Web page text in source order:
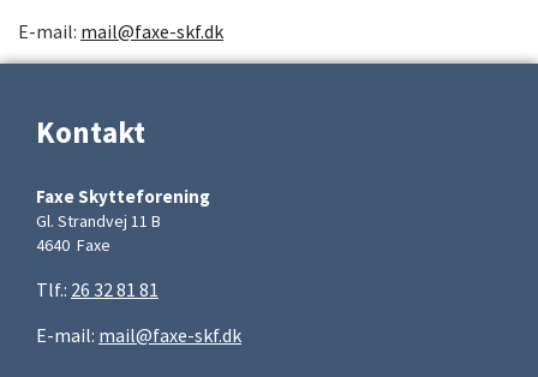
E-mail: mail@faxe-skf.dk
Kontakt
Faxe Skytteforening
Gl. Strandvej 11 B
4640 Faxe
Tlf.: 26 32 81 81
E-mail: mail@faxe-skf.dk